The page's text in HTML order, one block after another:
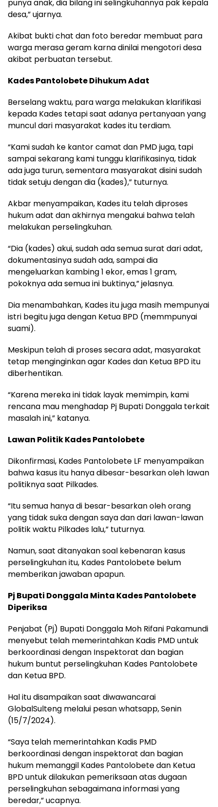
punya anak, dia bilang ini selingkuhannya pak kepala
desa,” ujarnya.
Akibat bukti chat dan foto beredar membuat para
warga merasa geram karna dinilai mengotori desa
akibat perbuatan tersebut.
Kades Pantolobete Dihukum Adat
Berselang waktu, para warga melakukan klarifikasi
kepada Kades tetapi saat adanya pertanyaan yang
muncul dari masyarakat kades itu terdiam.
“Kami sudah ke kantor camat dan PMD juga, tapi
sampai sekarang kami tunggu klarifikasinya, tidak
ada juga turun, sementara masyarakat disini sudah
tidak setuju dengan dia (kades),” tuturnya.
Akbar menyampaikan, Kades itu telah diproses
hukum adat dan akhirnya mengakui bahwa telah
melakukan perselingkuhan.
“Dia (kades) akui, sudah ada semua surat dari adat,
dokumentasinya sudah ada, sampai dia
mengeluarkan kambing 1 ekor, emas 1 gram,
pokoknya ada semua ini buktinya,” jelasnya.
Dia menambahkan, Kades itu juga masih mempunyai
istri begitu juga dengan Ketua BPD (memmpunyai
suami).
Meskipun telah di proses secara adat, masyarakat
tetap menginginkan agar Kades dan Ketua BPD itu
diberhentikan.
“Karena mereka ini tidak layak memimpin, kami
rencana mau menghadap Pj Bupati Donggala terkait
masalah ini,” katanya.
Lawan Politik Kades Pantolobete
Dikonfirmasi, Kades Pantolobete LF menyampaikan
bahwa kasus itu hanya dibesar-besarkan oleh lawan
politiknya saat Pilkades.
“Itu semua hanya di besar-besarkan oleh orang
yang tidak suka dengan saya dan dari lawan-lawan
politik waktu Pilkades lalu,” tuturnya.
Namun, saat ditanyakan soal kebenaran kasus
perselingkuhan itu, Kades Pantolobete belum
memberikan jawaban apapun.
Pj Bupati Donggala Minta Kades Pantolobete
Diperiksa
Penjabat (Pj) Bupati Donggala Moh Rifani Pakamundi
menyebut telah memerintahkan Kadis PMD untuk
berkoordinasi dengan Inspektorat dan bagian
hukum buntut perselingkuhan Kades Pantolobete
dan Ketua BPD.
Hal itu disampaikan saat diwawancarai
GlobalSulteng melalui pesan whatsapp, Senin
(15/7/2024).
“Saya telah memerintahkan Kadis PMD
berkoordinasi dengan inspektorat dan bagian
hukum memanggil Kades Pantolobete dan Ketua
BPD untuk dilakukan pemeriksaan atas dugaan
perselingkuhan sebagaimana informasi yang
beredar,” ucapnya.